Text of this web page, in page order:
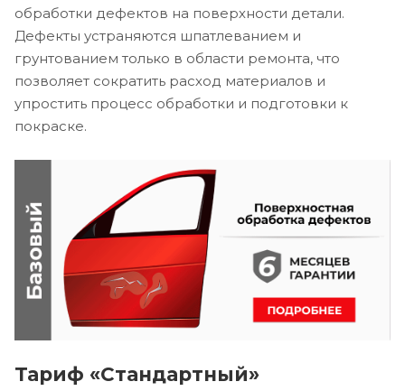
обработки дефектов на поверхности детали.
Дефекты устраняются шпатлеванием и
грунтованием только в области ремонта, что
позволяет сократить расход материалов и
упростить процесс обработки и подготовки к
покраске.
Тариф «Стандартный»